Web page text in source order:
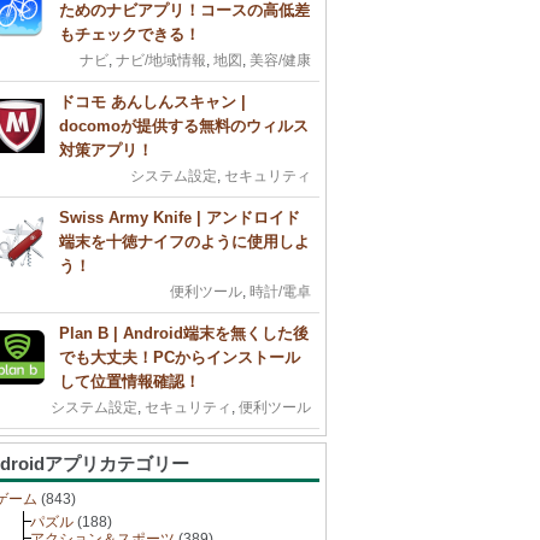
ためのナビアプリ！コースの高低差
もチェックできる！
ナビ, ナビ/地域情報, 地図 , 美容/健康
ドコモ あんしんスキャン |
docomoが提供する無料のウィルス
対策アプリ！
システム設定, セキュリティ
Swiss Army Knife | アンドロイド
端末を十徳ナイフのように使用しよ
う！
便利ツール, 時計/電卓
Plan B | Android端末を無くした後
でも大丈夫！PCからインストール
して位置情報確認！
システム設定, セキュリティ , 便利ツール
アプリカテゴリー
ーム (843)
パズル (188)